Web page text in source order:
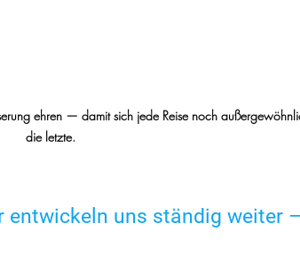
ehren — damit sich jede Reise noch
die letzte.
uns ständig weiter